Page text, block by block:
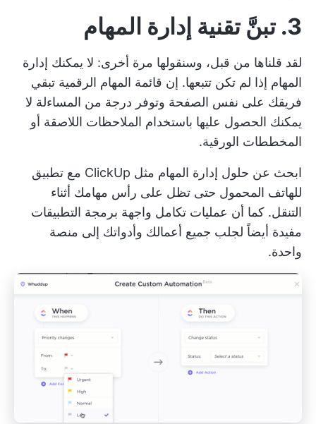
3. تبنَّ تقنية إدارة المهام
لقد قلناها من قبل، وسنقولها مرة أخرى: لا يمكنك إدارة
المهام إذا لم تكن تتبعها. إن قائمة المهام الرقمية تبقي
فريقك على نفس الصفحة وتوفر درجة من المساءلة لا
يمكنك الحصول عليها باستخدام الملاحظات اللاصقة أو
المخططات الورقية.
ابحث عن حلول إدارة المهام مثل ClickUp مع تطبيق
للهاتف المحمول حتى تظل على رأس مهامك أثناء
التنقل. كما أن عمليات تكامل واجهة برمجة التطبيقات
مفيدة أيضاً لجلب جميع أعمالك وأدواتك إلى منصة
واحدة.